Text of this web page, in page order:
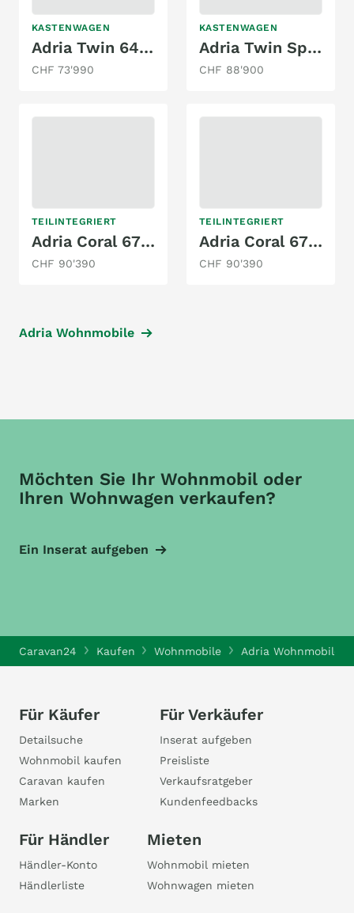
KASTENWAGEN
Adria Twin 640 SLB 60 Years Deluxe
CHF 73'990
KASTENWAGEN
Adria Twin Sports 640 SGX
CHF 88'900
TEILINTEGRIERT
Adria Coral 670 DL 60 Years Deluxe
CHF 90'390
TEILINTEGRIERT
Adria Coral 670 DL 60 Years Deluxe
CHF 90'390
Adria Wohnmobile
Möchten Sie Ihr Wohnmobil oder
Ihren Wohnwagen verkaufen?
Ein Inserat aufgeben
Caravan24 Kaufen Wohnmobile Adria Wohnmobile
Für Käufer
Detailsuche
Wohnmobil kaufen
Caravan kaufen
Marken
Für Verkäufer
Inserat aufgeben
Preisliste
Verkaufsratgeber
Kundenfeedbacks
Für Händler
Händler-Konto
Händlerliste
Mieten
Wohnmobil mieten
Wohnwagen mieten